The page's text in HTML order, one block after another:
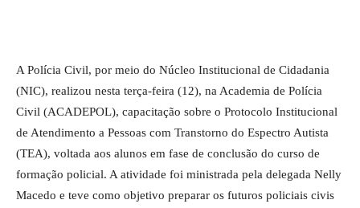
A Polícia Civil, por meio do Núcleo Institucional de Cidadania
(NIC), realizou nesta terça-feira (12), na Academia de Polícia
Civil (ACADEPOL), capacitação sobre o Protocolo Institucional
de Atendimento a Pessoas com Transtorno do Espectro Autista
(TEA), voltada aos alunos em fase de conclusão do curso de
formação policial. A atividade foi ministrada pela delegada Nelly
Macedo e teve como objetivo preparar os futuros policiais civis